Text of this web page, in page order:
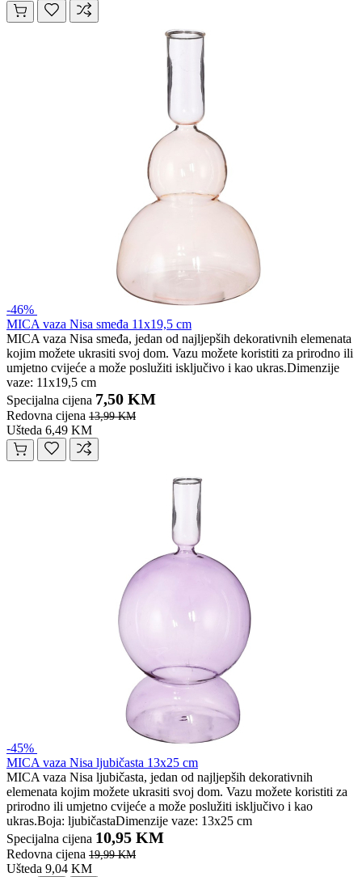
-46%
MICA vaza Nisa smeđa 11x19,5 cm
MICA vaza Nisa smeđa, jedan od najljepših dekorativnih elemenata
kojim možete ukrasiti svoj dom. Vazu možete koristiti za prirodno ili
umjetno cvijeće a može poslužiti isključivo i kao ukras.Dimenzije
vaze: 11x19,5 cm
Specijalna cijena 7,50 KM
Redovna cijena 13,99 KM
Ušteda 6,49 KM
-45%
MICA vaza Nisa ljubičasta 13x25 cm
MICA vaza Nisa ljubičasta, jedan od najljepših dekorativnih
elemenata kojim možete ukrasiti svoj dom. Vazu možete koristiti za
prirodno ili umjetno cvijeće a može poslužiti isključivo i kao
ukras.Boja: ljubičastaDimenzije vaze: 13x25 cm
Specijalna cijena 10,95 KM
Redovna cijena 19,99 KM
Ušteda 9,04 KM